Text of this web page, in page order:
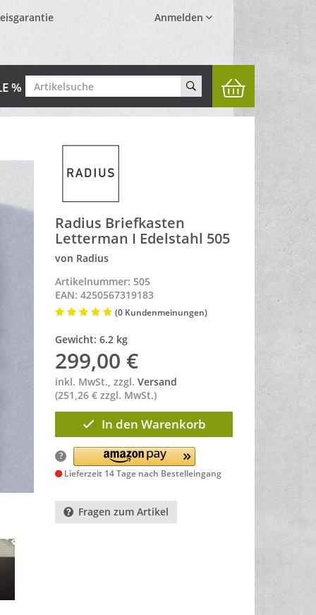
Anmelden
%
Radius Briefkasten
Letterman I Edelstahl 505
von Radius
Artikelnummer: 505
EAN: 4250567319183
(0 Kundenmeinungen)
Gewicht: 6.2 kg
299,00 €
inkl. MwSt., zzgl.Versand
(251,26 € zzgl. MwSt.)
In den Warenkorb
?
Lieferzeit 14 Tage nach Bestelleingang
Fragen zum Artikel